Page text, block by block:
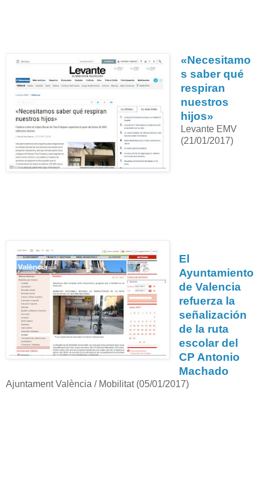
«Necesitamo
s saber qué
respiran
nuestros
hijos»
Levante EMV
(21/01/2017)
El
Ayuntamiento
de Valencia
refuerza la
señalización
de la ruta
escolar del
CP Antonio
Machado
Ajuntament València / Mobilitat (05/01/2017)